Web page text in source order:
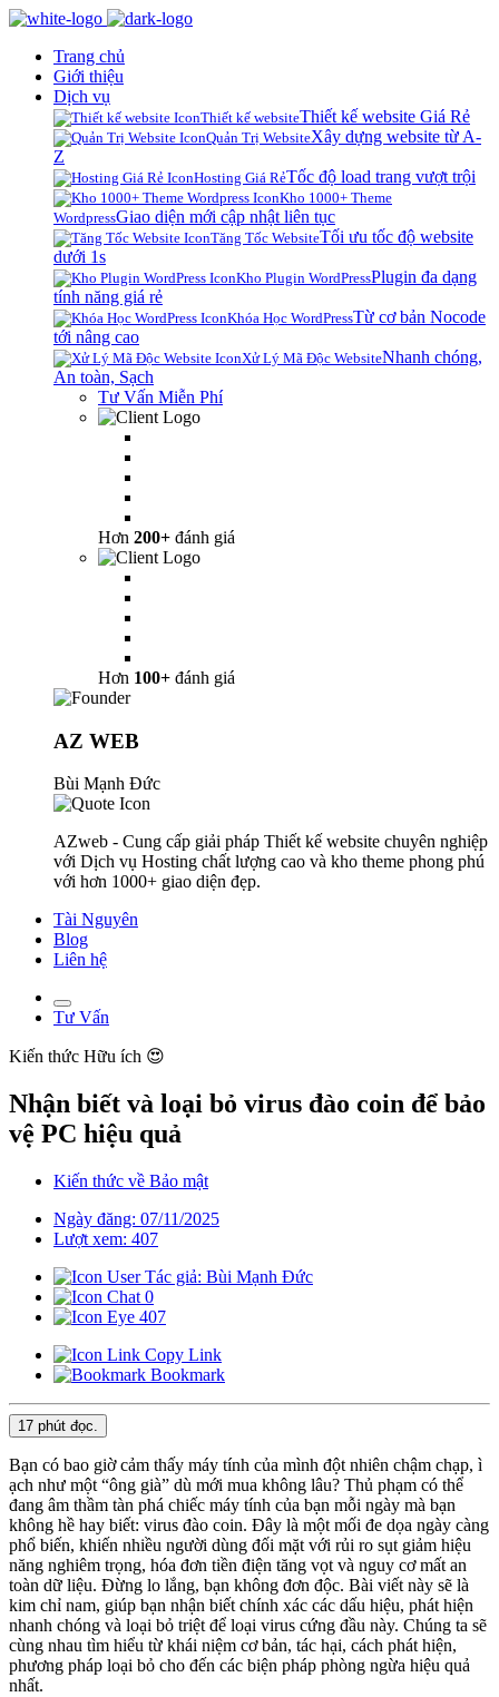
Trang chủ
Giới thiệu
Dịch vụ
Thiết kế websiteThiết kế website Giá Rẻ
Quản Trị WebsiteXây dựng website từ A-
Z
Hosting Giá RẻTốc độ load trang vượt trội
Kho 1000+ Theme
WordpressGiao diện mới cập nhật liên tục
Tăng Tốc WebsiteTối ưu tốc độ website
dưới 1s
Kho Plugin WordPressPlugin đa dạng
tính năng giá rẻ
Khóa Học WordPressTừ cơ bản Nocode
tới nâng cao
Xử Lý Mã Độc WebsiteNhanh chóng,
An toàn, Sạch
Tư Vấn Miễn Phí
Hơn 200+ đánh giá
Hơn 100+ đánh giá
AZ WEB
Bùi Mạnh Đức
AZweb - Cung cấp giải pháp Thiết kế website chuyên nghiệp
với Dịch vụ Hosting chất lượng cao và kho theme phong phú
với hơn 1000+ giao diện đẹp.
Tài Nguyên
Blog
Liên hệ
Tư Vấn
Kiến thức Hữu ích 😍
Nhận biết và loại bỏ virus đào coin để bảo
vệ PC hiệu quả
Kiến thức về Bảo mật
Ngày đăng: 07/11/2025
Lượt xem: 407
Tác giả: Bùi Mạnh Đức
0
407
Copy Link
Bookmark
17 phút đọc.
Bạn có bao giờ cảm thấy máy tính của mình đột nhiên chậm chạp, ì
ạch như một “ông già” dù mới mua không lâu? Thủ phạm có thể
đang âm thầm tàn phá chiếc máy tính của bạn mỗi ngày mà bạn
không hề hay biết: virus đào coin. Đây là một mối đe dọa ngày càng
phổ biến, khiến nhiều người dùng đối mặt với rủi ro sụt giảm hiệu
năng nghiêm trọng, hóa đơn tiền điện tăng vọt và nguy cơ mất an
toàn dữ liệu. Đừng lo lắng, bạn không đơn độc. Bài viết này sẽ là
kim chỉ nam, giúp bạn nhận biết chính xác các dấu hiệu, phát hiện
nhanh chóng và loại bỏ triệt để loại virus cứng đầu này. Chúng ta sẽ
cùng nhau tìm hiểu từ khái niệm cơ bản, tác hại, cách phát hiện,
phương pháp loại bỏ cho đến các biện pháp phòng ngừa hiệu quả
nhất.